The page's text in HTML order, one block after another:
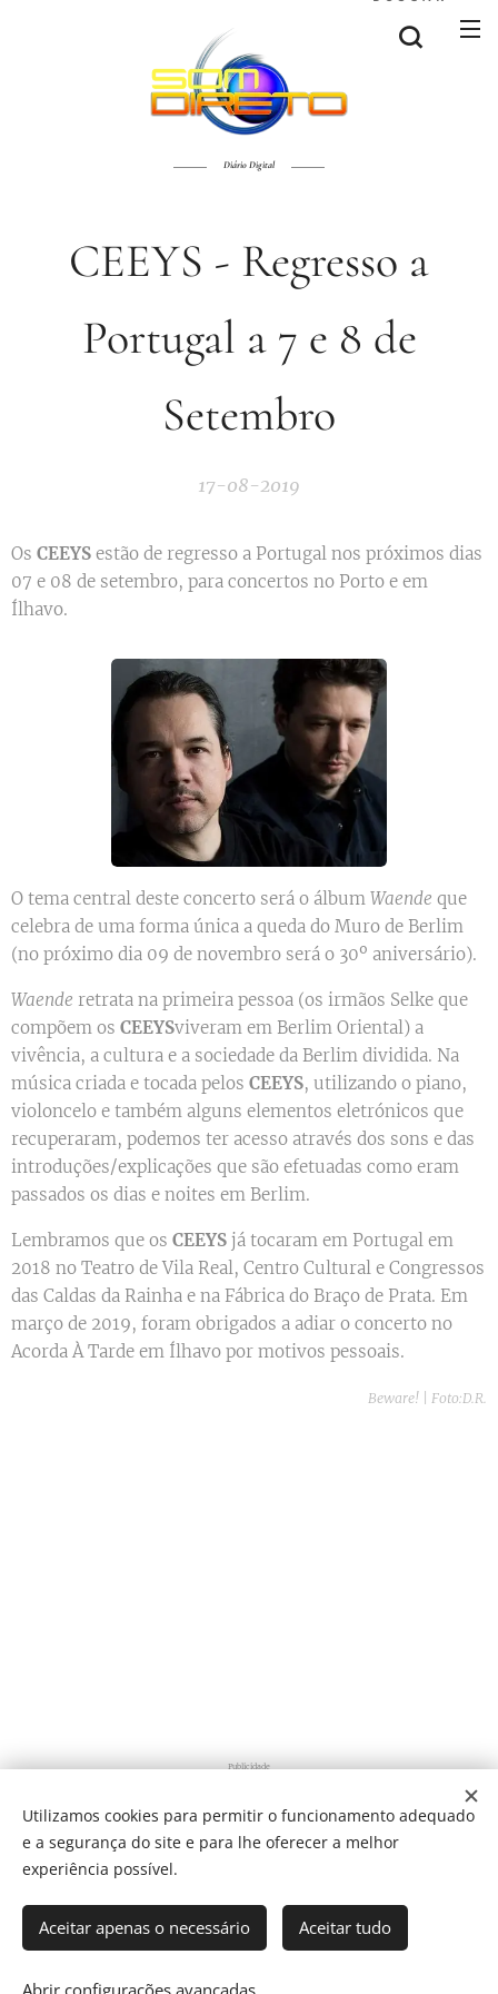
Diário Digital
CEEYS - Regresso a
Portugal a 7 e 8 de
Setembro
17-08-2019
Os CEEYS estão de regresso a Portugal nos próximos dias
07 e 08 de setembro, para concertos no Porto e em
Ílhavo.
O tema central deste concerto será o álbum Waende que
celebra de uma forma única a queda do Muro de Berlim
(no próximo dia 09 de novembro será o 30º aniversário).
Waende retrata na primeira pessoa (os irmãos Selke que
compõem os CEEYSviveram em Berlim Oriental) a
vivência, a cultura e a sociedade da Berlim dividida. Na
música criada e tocada pelos CEEYS, utilizando o piano,
violoncelo e também alguns elementos eletrónicos que
recuperaram, podemos ter acesso através dos sons e das
introduções/explicações que são efetuadas como eram
passados os dias e noites em Berlim.
Lembramos que os CEEYS já tocaram em Portugal em
2018 no Teatro de Vila Real, Centro Cultural e Congressos
das Caldas da Rainha e na Fábrica do Braço de Prata. Em
março de 2019, foram obrigados a adiar o concerto no
Acorda À Tarde em Ílhavo por motivos pessoais.
Beware! | Foto:D.R.
Publicidade
Share
Utilizamos cookies para permitir o funcionamento adequado
e a segurança do site e para lhe oferecer a melhor
experiência possível.
Aceitar apenas o necessário Aceitar tudo
Abrir configurações avançadas